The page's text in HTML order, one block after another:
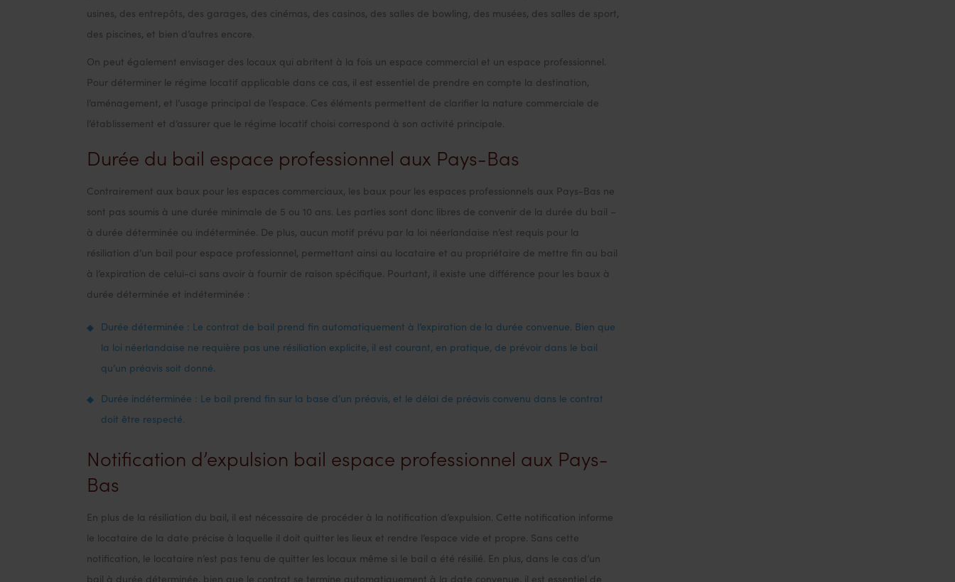
usines, des entrepôts, des garages, des cinémas, des casinos, des salles de bowling, des musées, des salles de sport,
des piscines, et bien d’autres encore.
On peut également envisager des locaux qui abritent à la fois un espace commercial et un espace professionnel.
Pour déterminer le régime locatif applicable dans ce cas, il est essentiel de prendre en compte la destination,
l’aménagement, et l’usage principal de l’espace. Ces éléments permettent de clarifier la nature commerciale de
l’établissement et d’assurer que le régime locatif choisi correspond à son activité principale.
Durée du bail espace professionnel aux Pays-Bas
Contrairement aux baux pour les espaces commerciaux, les baux pour les espaces professionnels aux Pays-Bas ne
sont pas soumis à une durée minimale de 5 ou 10 ans. Les parties sont donc libres de convenir de la durée du bail –
à durée déterminée ou indéterminée. De plus, aucun motif prévu par la loi néerlandaise n’est requis pour la
résiliation d’un bail pour espace professionnel, permettant ainsi au locataire et au propriétaire de mettre fin au bail
à l’expiration de celui-ci sans avoir à fournir de raison spécifique. Pourtant, il existe une différence pour les baux à
durée déterminée et indéterminée :
Durée déterminée : Le contrat de bail prend fin automatiquement à l’expiration de la durée convenue. Bien que
la loi néerlandaise ne requière pas une résiliation explicite, il est courant, en pratique, de prévoir dans le bail
qu’un préavis soit donné.
Durée indéterminée : Le bail prend fin sur la base d’un préavis, et le délai de préavis convenu dans le contrat
doit être respecté.
Notification d’expulsion bail espace professionnel aux Pays-
Bas
En plus de la résiliation du bail, il est nécessaire de procéder à la notification d’expulsion. Cette notification informe
le locataire de la date précise à laquelle il doit quitter les lieux et rendre l’espace vide et propre. Sans cette
notification, le locataire n’est pas tenu de quitter les locaux même si le bail a été résilié. En plus, dans le cas d’un
bail à durée déterminée, bien que le contrat se termine automatiquement à la date convenue, il est essentiel de